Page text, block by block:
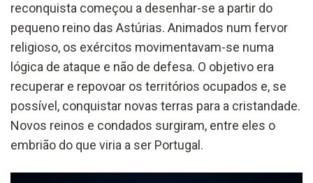
reconquista começou a desenhar-se a partir do
pequeno reino das Astúrias. Animados num fervor
religioso, os exércitos movimentavam-se numa
lógica de ataque e não de defesa. O objetivo era
recuperar e repovoar os territórios ocupados e, se
possível, conquistar novas terras para a cristandade.
Novos reinos e condados surgiram, entre eles o
embrião do que viria a ser Portugal.